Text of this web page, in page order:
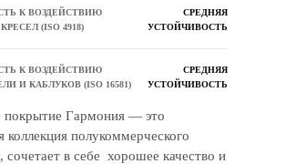
К ВОЗДЕЙСТВИЮ
(ISO 4918)
СРЕДНЯЯ
УСТОЙЧИВОСТЬ
К ВОЗДЕЙСТВИЮ
И КАБЛУКОВ (ISO 16581)
СРЕДНЯЯ
УСТОЙЧИВОСТЬ
покрытие Гармония — это
коллекция полукоммерческого
сочетает в себе хорошее качество и